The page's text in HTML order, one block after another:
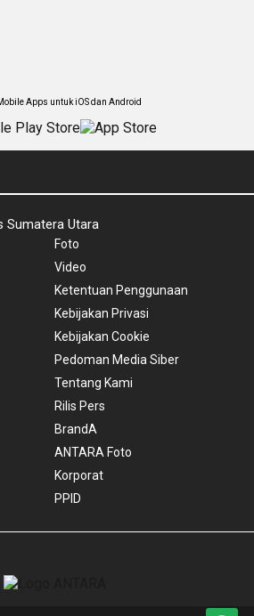
Apps untuk iOS dan Android
Sumatera Utara
Foto
Video
Ketentuan Penggunaan
Kebijakan Privasi
Kebijakan Cookie
Pedoman Media Siber
Tentang Kami
Rilis Pers
BrandA
ANTARA Foto
Korporat
PPID